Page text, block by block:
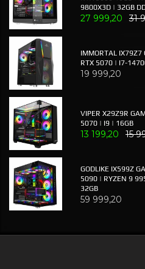
9800X3D | 32GB
27 999,20 31
IMMORTAL IX79Z7
RTX 5070 | I7-
19 999,20
VIPER X29Z9R
5070 | I9 | 16GB
13 199,20 15
GODLIKE IX599Z
5090 | RYZEN 9
32GB
59 999,20